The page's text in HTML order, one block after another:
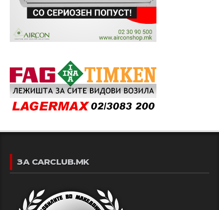
ЗА CARCLUB.MK